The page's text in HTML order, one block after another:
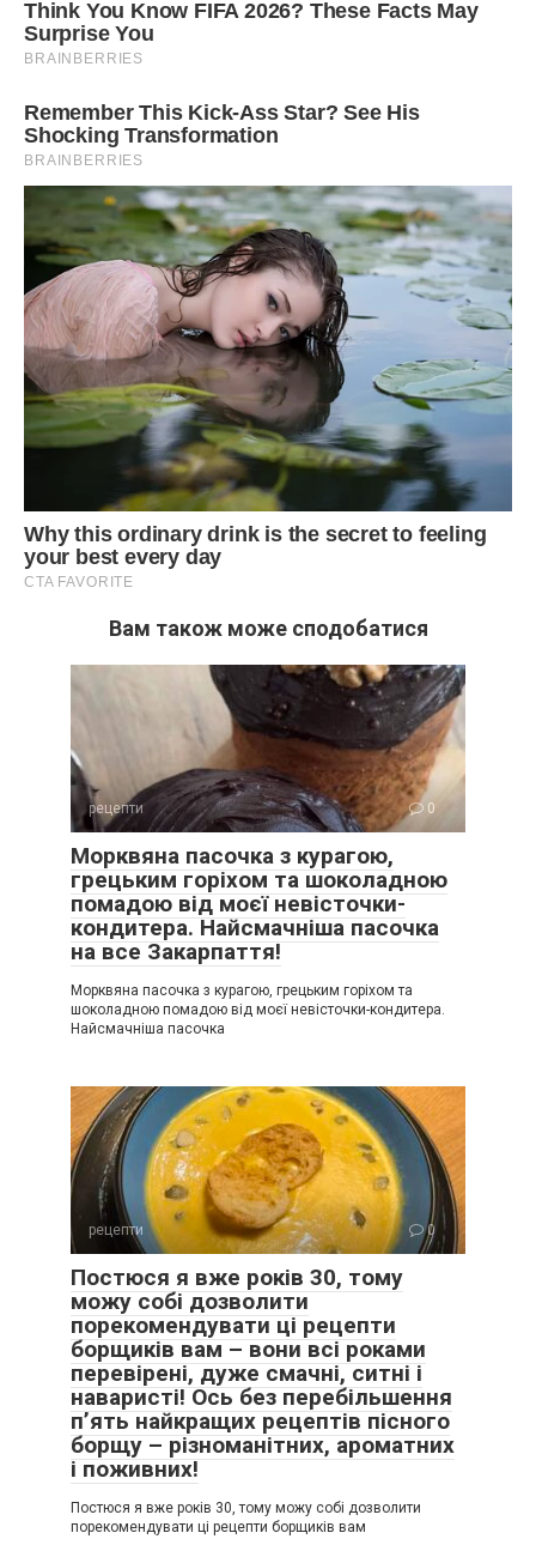
Вам також може сподобатися
рецепти 0
Морквяна пасочка з курагою,
грецьким горіхом та шоколадною
помадою від моєї невісточки-
кондитера. Найсмачніша пасочка
на все Закарпаття!
Морквяна пасочка з курагою, грецьким горіхом та
шоколадною помадою від моєї невісточки-кондитера.
Найсмачніша пасочка
рецепти 0
Постюся я вже років 30, тому
можу собі дозволити
порекомендувати ці рецепти
борщиків вам – вони всі роками
перевірені, дуже смачні, ситні і
наваристі! Ось без перебільшення
п’ять найкращих рецептів пісного
борщу – різноманітних, ароматних
і поживних!
Постюся я вже років 30, тому можу собі дозволити
порекомендувати ці рецепти борщиків вам